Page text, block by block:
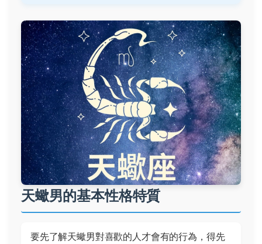
天蠍男的基本性格特質
要先了解天蠍男對喜歡的人才會有的行為，得先